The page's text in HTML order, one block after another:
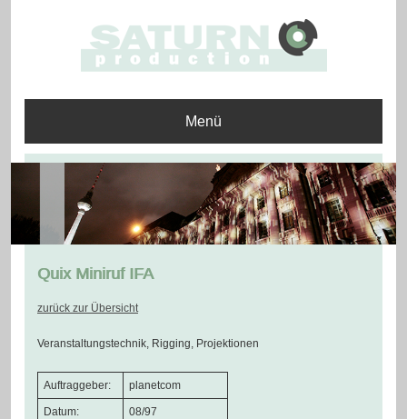
Menü
Quix Miniruf IFA
zurück zur Übersicht
Veranstaltungstechnik, Rigging, Projektionen
Auftraggeber: planetcom
Datum: 08/97